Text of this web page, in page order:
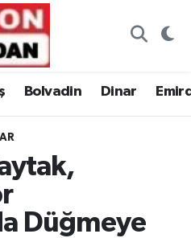
Bolvadin Dinar
Düğmeye
ve Fikstür